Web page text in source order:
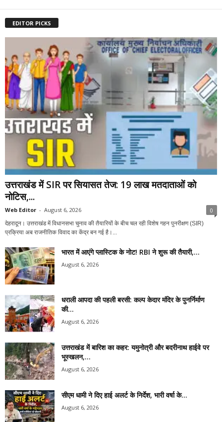
EDITOR PICKS
उत्तराखंड में SIR पर सियासत तेज: 19 लाख मतदाताओं को
नोटिस,...
Web Editor - August 6, 2026 0
देहरादून। उत्तराखंड में विधानसभा चुनाव की तैयारियों के बीच चल रही विशेष गहन पुनरीक्षण (SIR)
प्रक्रिया अब राजनीतिक विवाद का केंद्र बन गई है।...
भारत में आएंगे प्लास्टिक के नोट! RBI ने शुरू की तैयारी,...
August 6, 2026
धराली आपदा की पहली बरसी: कल्प केदार मंदिर के पुनर्निर्माण
की...
August 6, 2026
उत्तराखंड में बारिश का कहर: यमुनोत्री और बदरीनाथ हाईवे पर
भूस्खलन,...
August 6, 2026
सीएम धामी ने दिए हाई अलर्ट के निर्देश, भारी वर्षा के...
August 6, 2026